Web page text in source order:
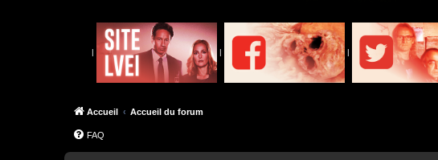
| | |
Accueil Accueil du forum
FAQ